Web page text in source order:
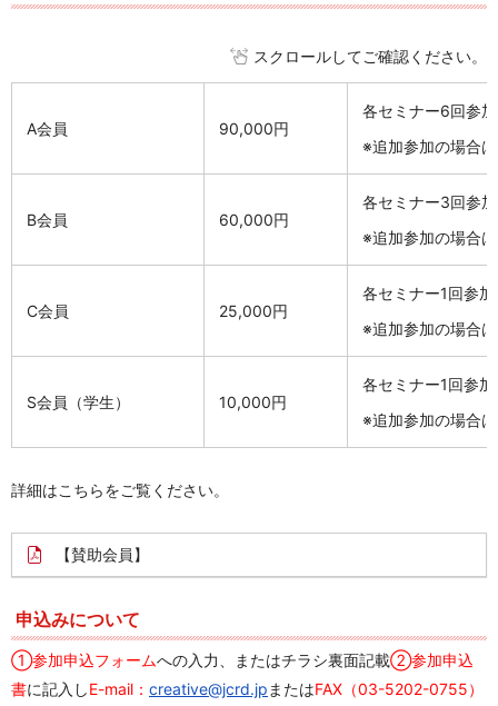
スクロールしてご確認ください。
A会員 90,000円
各セミナー6回参
※追加参加の場合
B会員 60,000円
各セミナー3回参
※追加参加の場合
C会員 25,000円
各セミナー1回参
※追加参加の場合
S会員（学生） 10,000円
各セミナー1回参
※追加参加の場合
詳細はこちらをご覧ください。
【賛助会員】
申込みについて
①参加申込フォームへの入力、またはチラシ裏面記載②参加申込
書に記入しE-mail： creative@jcrd.jp またはFAX（03-5202-0755）